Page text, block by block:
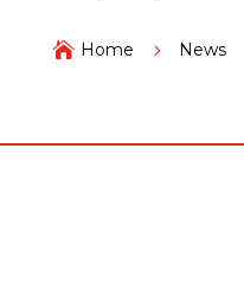
 Home 5 News